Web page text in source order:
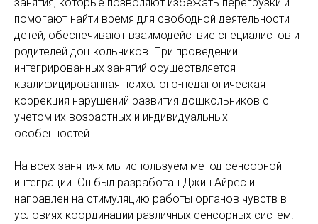
помогают найти время для свободной деятельности
детей, обеспечивают взаимодействие специалистов и
родителей дошкольников. При проведении
интегрированных занятий осуществляется
квалифицированная психолого-педагогическая
коррекция нарушений развития дошкольников с
учетом их возрастных и индивидуальных
особенностей.
На всех занятиях мы используем метод сенсорной
интеграции. Он был разработан Джин Айрес и
направлен на стимуляцию работы органов чувств в
условиях координации различных сенсорных систем.